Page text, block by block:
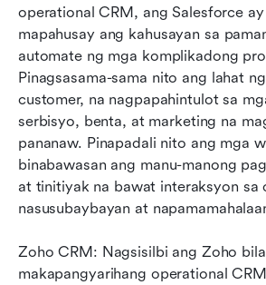
operational CRM, ang Salesforce
mapahusay ang kahusayan sa
automate ng mga komplikadong
Pinagsasama-sama nito ang lahat
customer, na nagpapahintulot sa
serbisyo, benta, at marketing na
pananaw. Pinapadali nito ang mga
binabawasan ang manu-manong
at tinitiyak na bawat interaksyon sa
nasusubaybayan at
Zoho CRM: Nagsisilbi ang Zoho
makapangyarihang operational